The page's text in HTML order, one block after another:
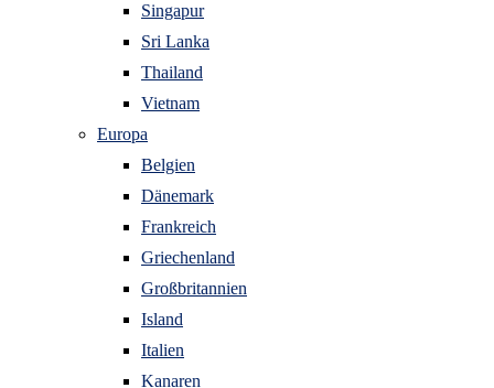
Singapur
Sri Lanka
Thailand
Vietnam
Europa
Belgien
Dänemark
Frankreich
Griechenland
Großbritannien
Island
Italien
Kanaren